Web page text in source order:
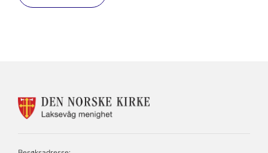
KONTAKTINFORMASJON